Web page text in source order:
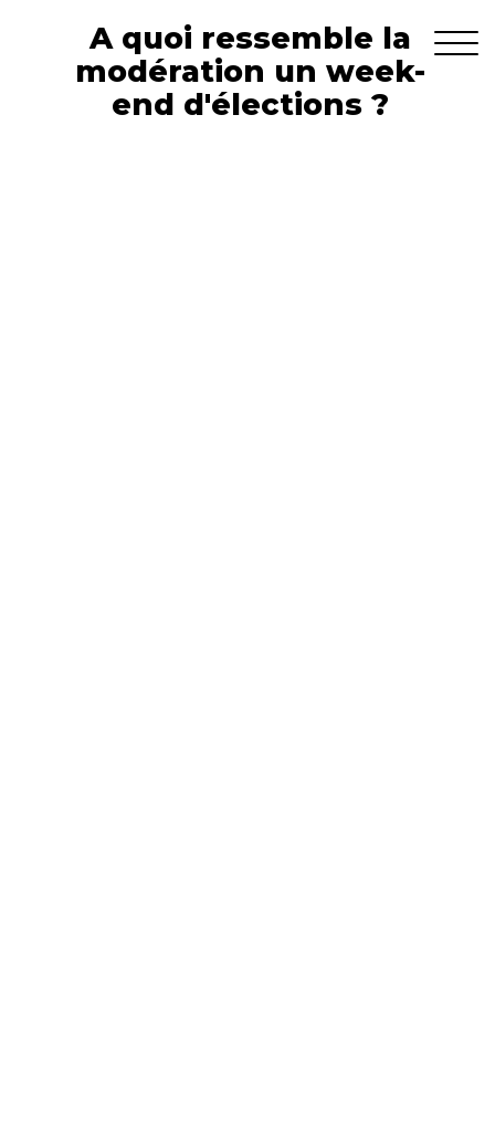
A quoi ressemble la
modération un week-
end d'élections ?